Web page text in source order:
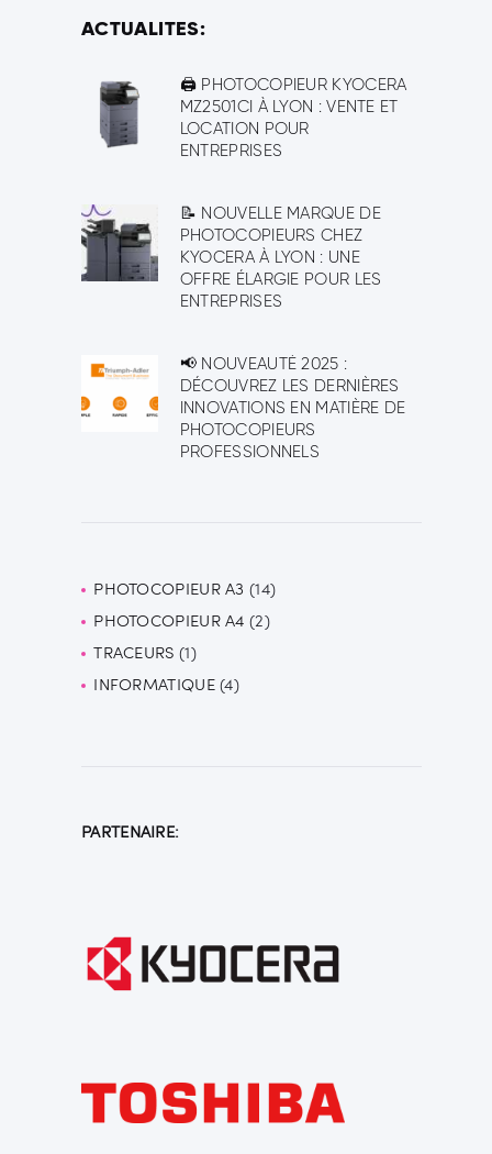
ACTUALITES:
🖨️ PHOTOCOPIEUR KYOCERA
MZ2501CI À LYON : VENTE ET
LOCATION POUR
ENTREPRISES
📝 NOUVELLE MARQUE DE
PHOTOCOPIEURS CHEZ
KYOCERA À LYON : UNE
OFFRE ÉLARGIE POUR LES
ENTREPRISES
📢 NOUVEAUTÉ 2025 :
DÉCOUVREZ LES DERNIÈRES
INNOVATIONS EN MATIÈRE DE
PHOTOCOPIEURS
PROFESSIONNELS
PHOTOCOPIEUR A3 1414
produits
PHOTOCOPIEUR A4 22
TRACEURS 11
produit
INFORMATIQUE 44
PARTENAIRE: